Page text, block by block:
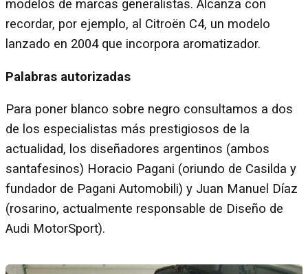
modelos de marcas generalistas. Alcanza con
recordar, por ejemplo, al Citroën C4, un modelo
lanzado en 2004 que incorpora aromatizador.
Palabras autorizadas
Para poner blanco sobre negro consultamos a dos
de los especialistas más prestigiosos de la
actualidad, los diseñadores argentinos (ambos
santafesinos) Horacio Pagani (oriundo de Casilda y
fundador de Pagani Automobili) y Juan Manuel Díaz
(rosarino, actualmente responsable de Diseño de
Audi MotorSport).